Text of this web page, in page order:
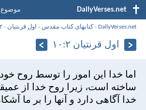
DailyVerses.net موضوع
DailyVerses.net
›کتابهای کتاب مقدس › اول قرنتیان ›
اول قرنتیان ۲:‏۱۰
اما خدا اين امور را توسط روح
ساخته است، زيرا روح خدا از
خدا آگاهی دارد و آنها را بر ما